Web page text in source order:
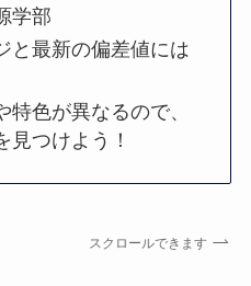
学部
と最新の偏差値には
色が異なるので、
見つけよう！
スクロールできます